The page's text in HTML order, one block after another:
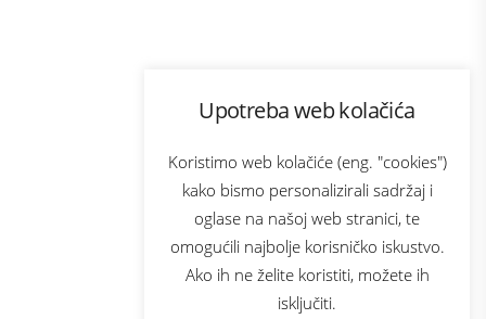
Upotreba web kolačića
Koristimo web kolačiće (eng. "cookies")
kako bismo personalizirali sadržaj i
oglase na našoj web stranici, te
omogućili najbolje korisničko iskustvo.
Ako ih ne želite koristiti, možete ih
isključiti.
Bonus plus
Prijava za newsletter